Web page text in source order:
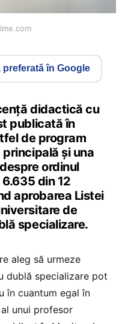
în Google
didactică cu
publicată în
de program
și una
ordinul
din 12
aprobarea Listei
de
specializare.
aleg să urmeze
dublă specializare pot
în cuantum egal în
unui profesor